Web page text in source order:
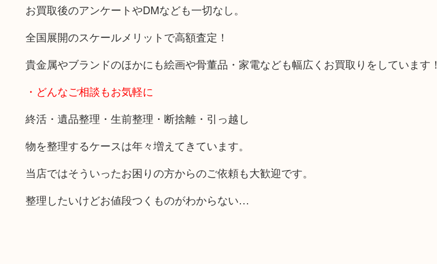
お買取後のアンケートやDMなども一切なし。
全国展開のスケールメリットで高額査定！
貴金属やブランドのほかにも絵画や骨董品・家電なども幅広くお買取りをしています！
・どんなご相談もお気軽に
終活・遺品整理・生前整理・断捨離・引っ越し
物を整理するケースは年々増えてきています。
当店ではそういったお困りの方からのご依頼も大歓迎です。
整理したいけどお値段つくものがわからない…